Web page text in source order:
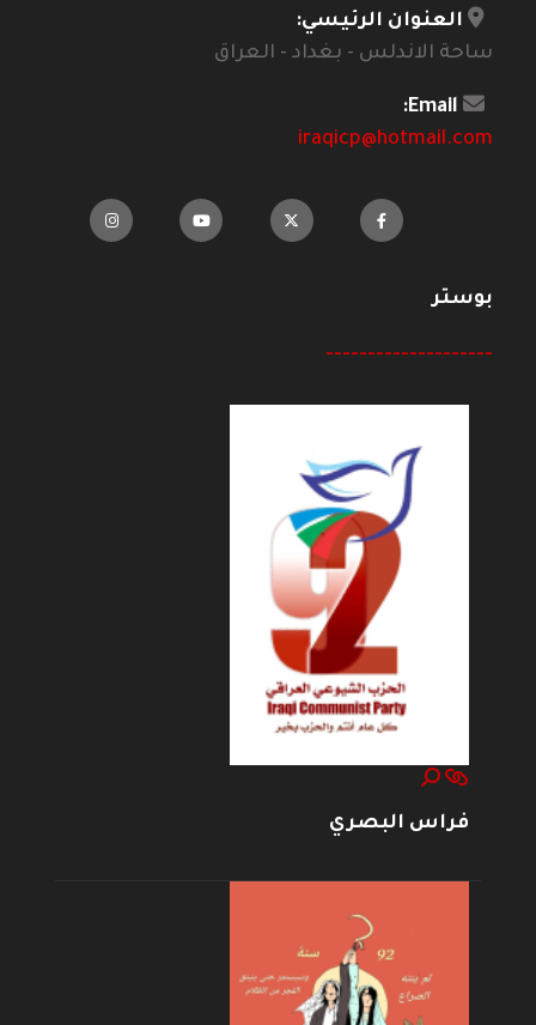
العنوان الرئيسي:
ساحة الاندلس - بغداد - العراق
Email:
iraqicp@hotmail.com
بوستر
--------------------
فراس البصري